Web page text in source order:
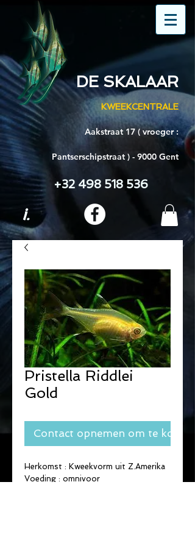
DE SKALAAR
KWEEKCENTRALE
Aakstraat 17 ( vroeger :
Pantserschipstraat ) - 9000 Gent
+32 498 518 536
i.
Pristella Riddlei
Gold
Contact opnemen om te kopen
Herkomst : Kweekvorm uit Z.Amerika
Voeding : omnivoor